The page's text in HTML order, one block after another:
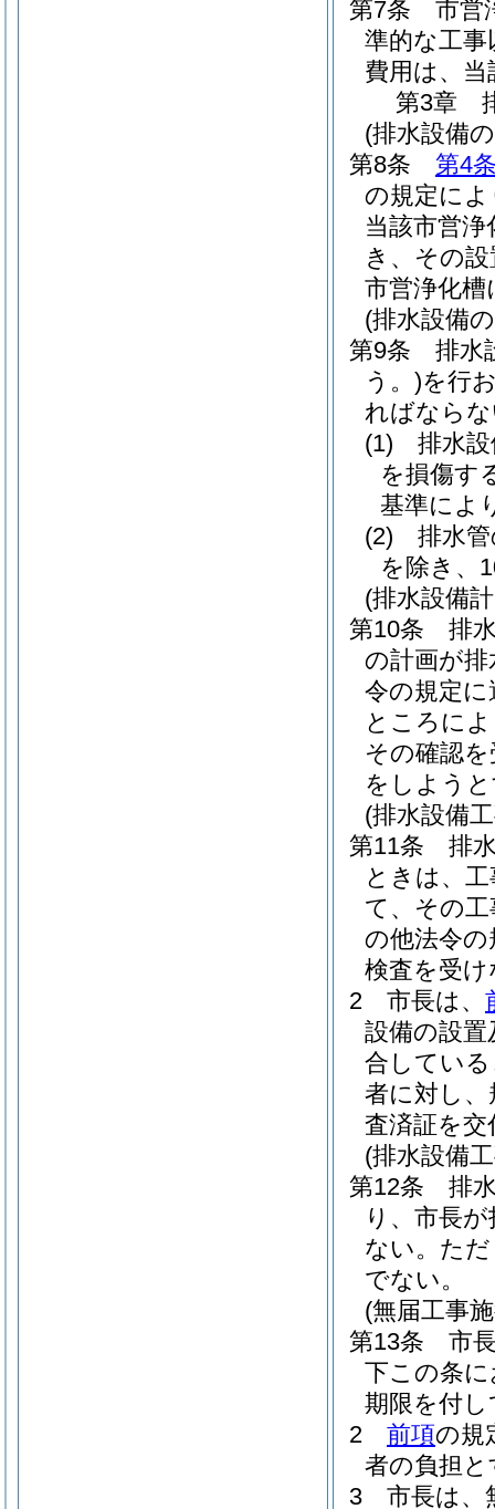
第7条
市営
準的な工
費用は、
第3章
(排水設備
第8条
第4
の規定に
当該市営
き、その
市営浄化
(排水設備
第9条
排水
う。)を行
ればなら
(1)
排水
を損傷す
基準によ
(2)
排水
を除き、
(排水設備
第10条
排
の計画が
令の規定
ところに
その確認
をしよう
(排水設備
第11条
排
ときは、
て、その
の他法令
検査を受
2
市長は、
設備の設
合してい
者に対し
査済証を
(排水設備
第12条
排
り、市長
ない。 た
でない。
(無届工事
第13条
市
下この条
期限を付
2
前項の規
者の負担
3
市長は、